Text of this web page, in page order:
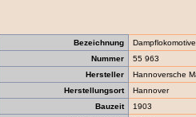
Bezeichnung
Dampflokomotive
Nummer
55 963
Hersteller
Hannoversche
Herstellungsort
Hannover
Bauzeit
1903